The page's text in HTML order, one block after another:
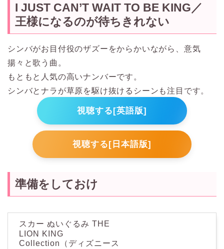
I JUST CAN’T WAIT TO BE KING／
王様になるのが待ちきれない
シンバがお目付役のザズーをからかいながら、意気
揚々と歌う曲。
もともと人気の高いナンバーです。
シンバとナラが草原を駆け抜けるシーンも注目です。
視聴する[英語版]
視聴する[日本語版]
準備をしておけ
スカー ぬいぐるみ THE
LION KING
Collection（ディズニース